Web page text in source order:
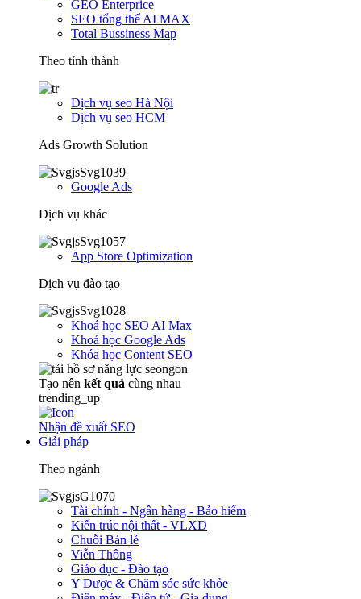
GEO Enterprice
SEO tổng thể AI MAX
Total Bussiness Map
Theo tỉnh thành
Dịch vụ seo Hà Nội
Dịch vụ seo HCM
Ads Growth Solution
Google Ads
Dịch vụ khác
App Store Optimization
Dịch vụ đào tạo
Khoá học SEO AI Max
Khoá học Google Ads
Khóa học Content SEO
Tạo nên kết quả cùng nhau
trending_up
Nhận đề xuất SEO
Giải pháp
Theo ngành
Tài chính - Ngân hàng - Bảo hiểm
Kiến trúc nội thất - VLXD
Chuỗi Bán lẻ
Viễn Thông
Giáo dục - Đào tạo
Y Dược & Chăm sóc sức khỏe